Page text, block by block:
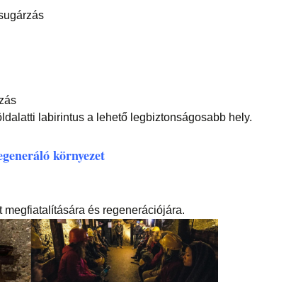
labirintus a lehető legbiztonságosabb hely.
környezet
megfiatalítására és regenerációjára.